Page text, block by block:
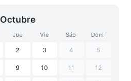
Octubre
Jue Vie Sáb Dom
2 3 4 5
9 10 11 12